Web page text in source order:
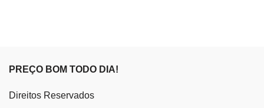
PREÇO BOM TODO DIA!
Direitos Reservados